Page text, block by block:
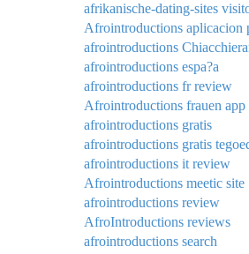
afrikanische-dating-sites
Afrointroductions aplicacion
afrointroductions
afrointroductions espa?a
afrointroductions fr review
Afrointroductions frauen app
afrointroductions gratis
afrointroductions gratis
afrointroductions it review
Afrointroductions meetic site
afrointroductions review
AfroIntroductions reviews
afrointroductions search